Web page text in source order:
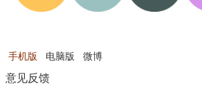
手机版 电脑版 微博
意见反馈